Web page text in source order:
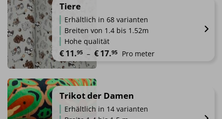
gewählt
werden
mehrere
Varianten
auf.
Optionen
Produktseite
gewählt
Tiere
Erhältlich in 68 varianten
Breiten von 1.4 bis 1.52m
Hohe qualität
€11.95 – €17.95 Preisspanne: €11.95 bis €17.95
Pro meter
weist
mehrere
Varianten
Trikot der Damen
Erhältlich in 14 varianten